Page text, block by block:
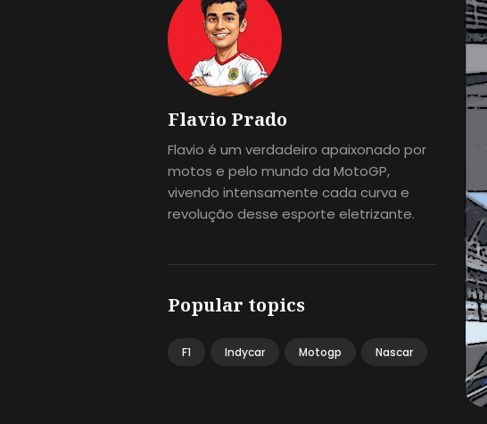
Flavio Prado
Flavio é um verdadeiro apaixonado por
motos e pelo mundo da MotoGP,
vivendo intensamente cada curva e
revolução desse esporte eletrizante.
Popular topics
F1 Indycar Motogp Nascar